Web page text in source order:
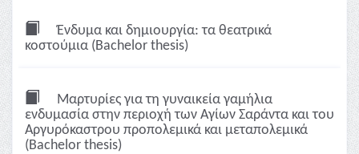
Ένδυμα και δημιουργία: τα θεατρικά
κοστούμια (Bachelor thesis)
Μαρτυρίες για τη γυναικεία γαμήλια
ενδυμασία στην περιοχή των Αγίων Σαράντα και του
Αργυρόκαστρου προπολεμικά και μεταπολεμικά
(Bachelor thesis)